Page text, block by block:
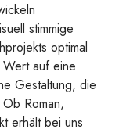
stimmige
optimal
auf eine
Gestaltung, die
Roman,
erhält bei uns